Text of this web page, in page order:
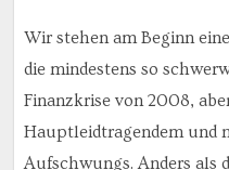
Wir stehen am Beginn
die mindestens so
Finanzkrise von 2008,
Hauptleidtragendem und
Aufschwungs. Anders als